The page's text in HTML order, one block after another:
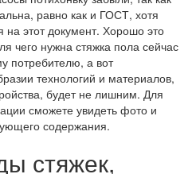
равно как и ГОСТ, хотя
этот документ. Хорошо это
чего нужна стяжка пола сейчас
потребителю, а вот
технологий и материалов,
будет не лишним. Для
сможете увидеть фото и
содержания.
стяжек,